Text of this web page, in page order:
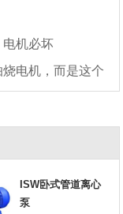
电机必坏
电机，而是这个
ISW卧式管道离心
泵